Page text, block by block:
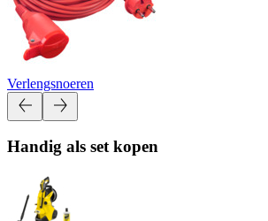
Verlengsnoeren
Handig als set kopen